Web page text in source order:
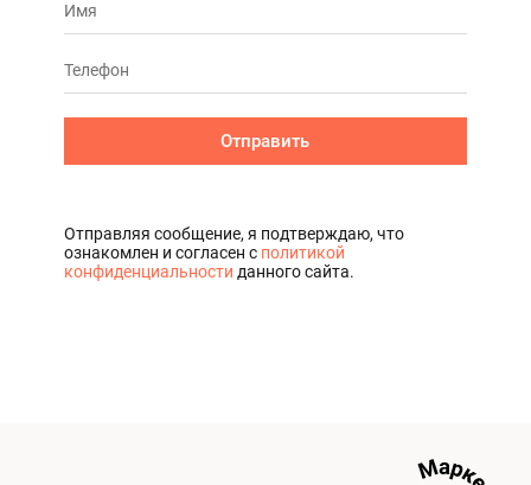
Отправить
Отправляя сообщение, я подтверждаю, что
ознакомлен и согласен с политикой
конфиденциальности данного сайта.